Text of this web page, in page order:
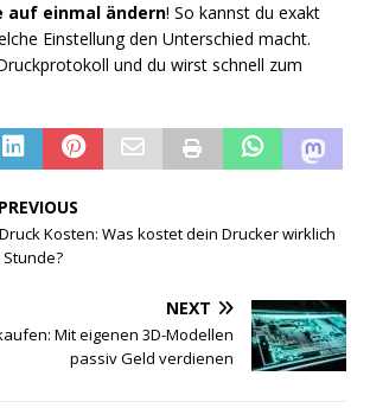
auf einmal ändern! So kannst du exakt
Einstellung den Unterschied macht.
und du wirst schnell zum
PREVIOUS
Kosten: Was kostet dein Drucker wirklich
NEXT
Mit eigenen 3D-Modellen
passiv Geld verdienen